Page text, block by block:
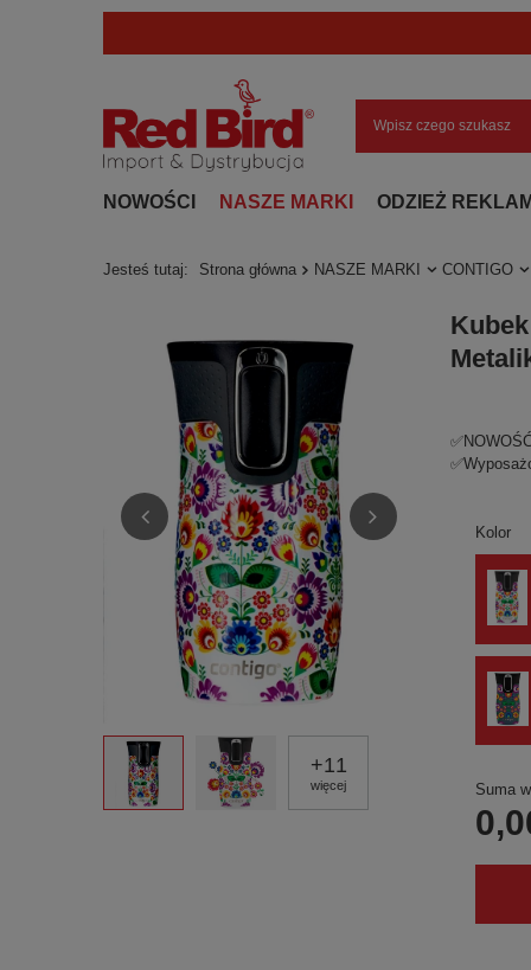
NOWOŚCI NASZE MARKI ODZIEŻ
Jesteś tutaj: Strona główna NASZE MARKI CONTIGO
+11
więcej
Kolor
Suma